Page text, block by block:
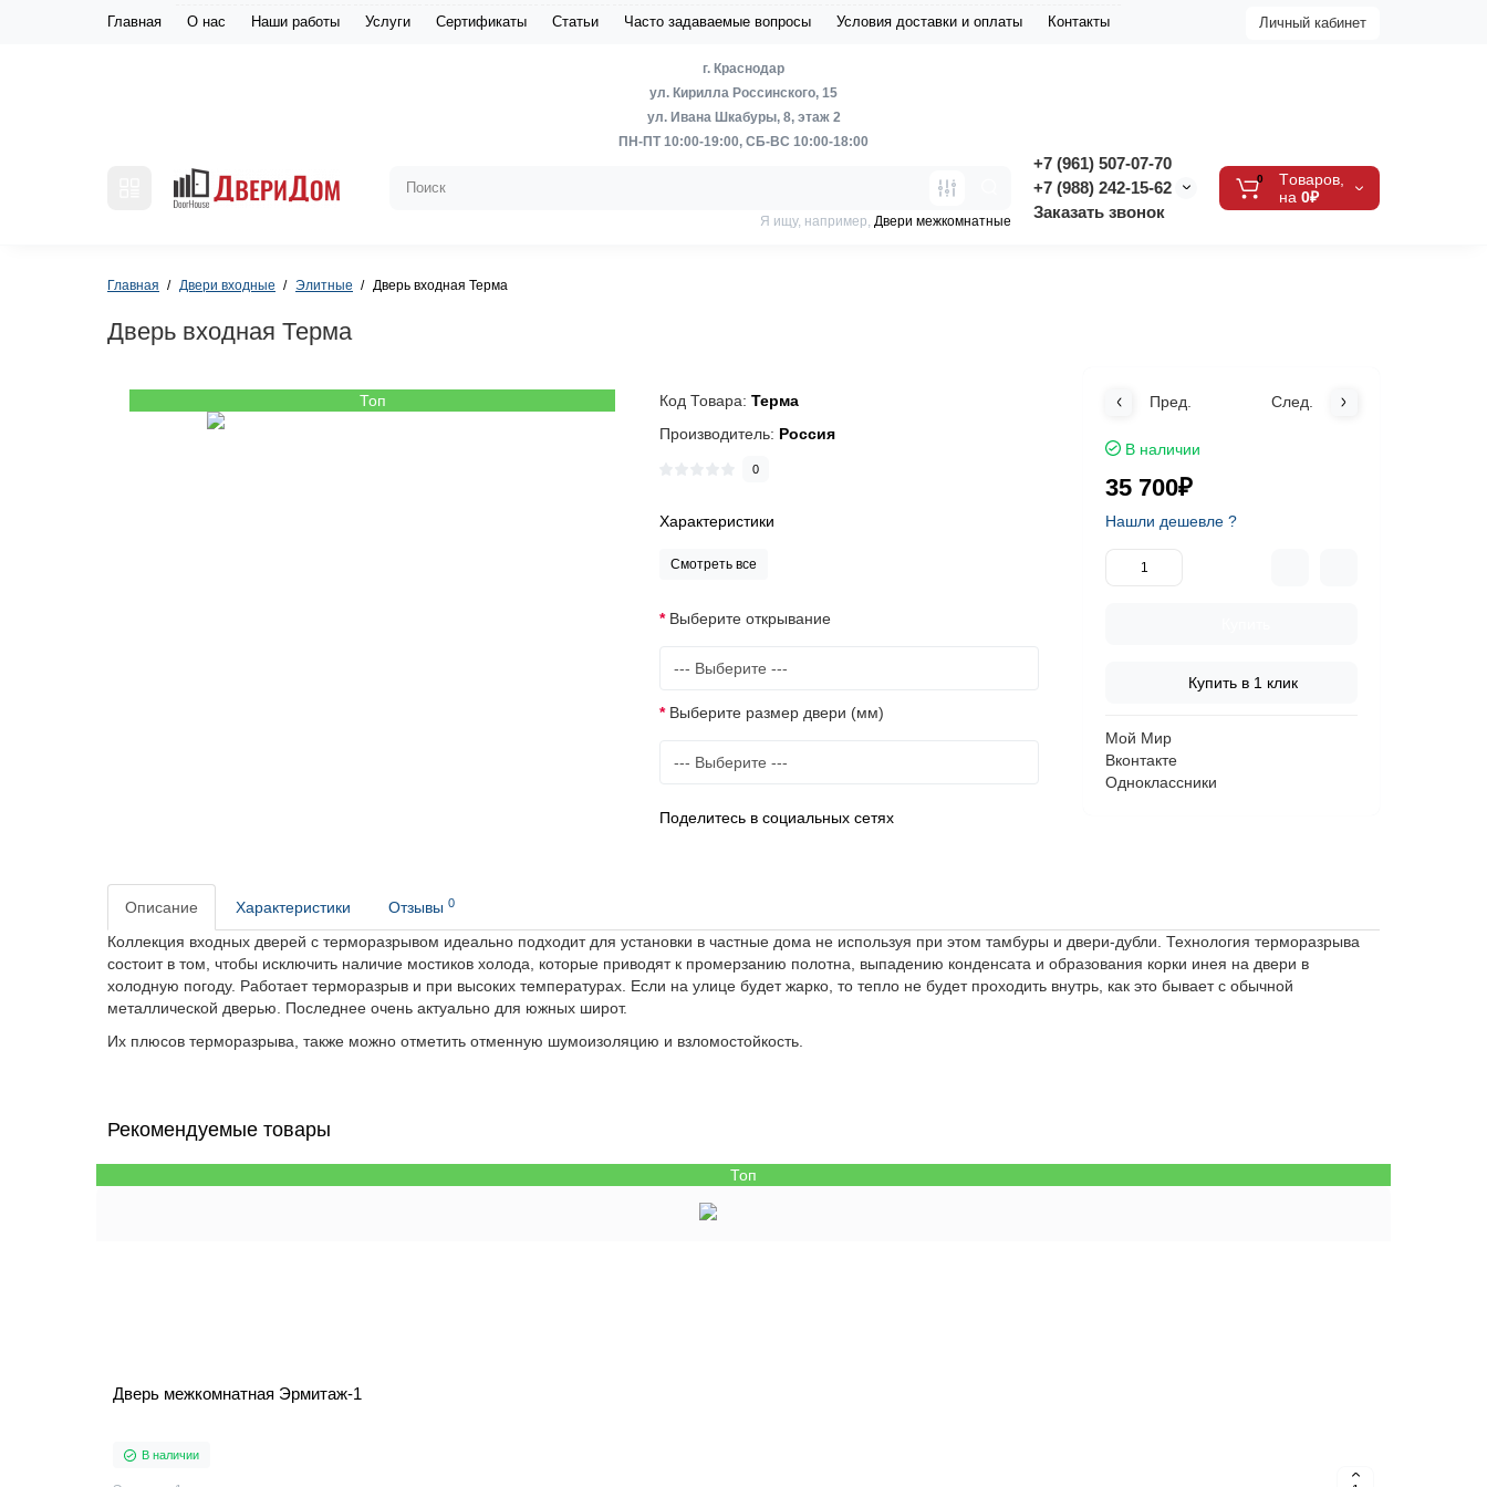
Главная О нас Наши работы Услуги Сертификаты Статьи Часто задаваемые вопросы Условия доставки и оплаты Контакты Личный кабинет
г. Краснодар
ул. Кирилла Россинского, 15
ул. Ивана Шкабуры, 8, этаж 2
ПН-ПТ 10:00-19:00, СБ-ВС 10:00-18:00
+7 (961) 507-07-70
+7 (988) 242-15-62
Заказать звонок
Я ищу, например, Двери межкомнатные
0
Tоваров,
на 0₽
Главная Двери входные Элитные Дверь входная Терма
Дверь входная Терма
Топ Код Товара:Терма
Производитель: Россия
0
Характеристики
Смотреть все
Выберите открывание
Выберите размер двери (мм)
Поделитесь в социальных сетях
Пред. След.
В наличии
35 700₽
Нашли дешевле ?
Купить в 1 клик
Мой Мир
Вконтакте
Одноклассники
Описание Характеристики Отзывы 0
Коллекция входных дверей с терморазрывом идеально подходит для установки в частные дома не используя при этом тамбуры и двери-дубли. Технология терморазрыва
состоит в том, чтобы исключить наличие мостиков холода, которые приводят к промерзанию полотна, выпадению конденсата и образования корки инея на двери в
холодную погоду. Работает терморазрыв и при высоких температурах. Если на улице будет жарко, то тепло не будет проходить внутрь, как это бывает с обычной
металлической дверью. Последнее очень актуально для южных широт.
Их плюсов терморазрыва, также можно отметить отменную шумоизоляцию и взломостойкость.
Рекомендуемые товары
Топ
Дверь межкомнатная Эрмитаж-1
В наличии